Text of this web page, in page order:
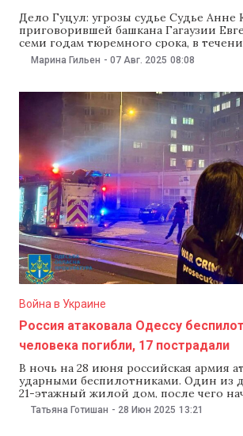
Дело Гуцул: угрозы судье Судье Анне
приговорившей башкана Гагаузии
семи годам тюремного срока, в
недель угрожали, слали фотографии
тел, похоронные венки и звонили по
Караман и назвал происходящее
судью». Кучереску в
Марина Гильен - 07 Авг. 2025 08:08
Война в Украине
Россия атаковала Одессу
человека погибли, 17 пострадали
В ночь на 28 июня российская армия
ударными беспилотниками. Один из
21-этажный жилой дом, после чего
Огонь охватил квартиры с седьмого
Татьяна Готишан - 28 Июн 2025 13:21